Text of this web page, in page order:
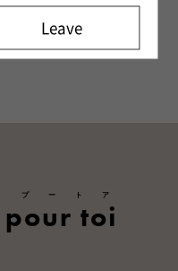
pour toi
ートア
Leave